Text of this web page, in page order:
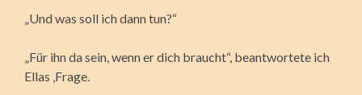
„Und was soll ich dann tun?“
„Für ihn da sein, wenn er dich braucht“, beantwortete ich
Ellas ‚Frage.